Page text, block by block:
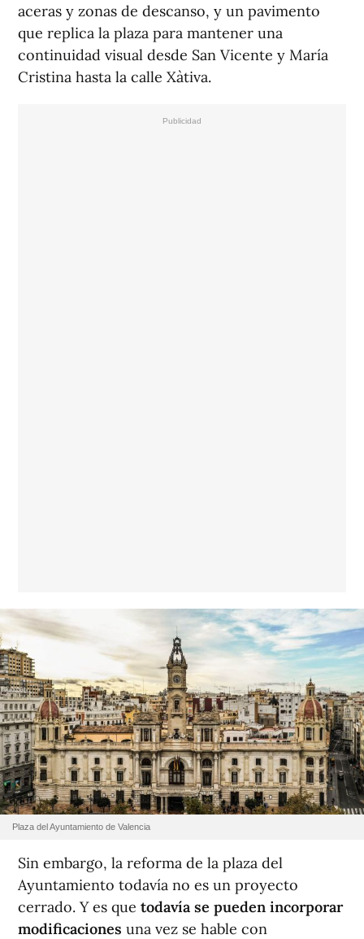
aceras y zonas de descanso, y un pavimento
que replica la plaza para mantener una
continuidad visual desde San Vicente y María
Cristina hasta la calle Xàtiva.
Plaza del Ayuntamiento de Valencia
Sin embargo, la reforma de la plaza del
Ayuntamiento todavía no es un proyecto
cerrado. Y es que todavía se pueden incorporar
modificaciones una vez se hable con